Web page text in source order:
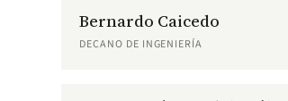
Bernardo Caicedo
DECANO DE INGENIERÍA